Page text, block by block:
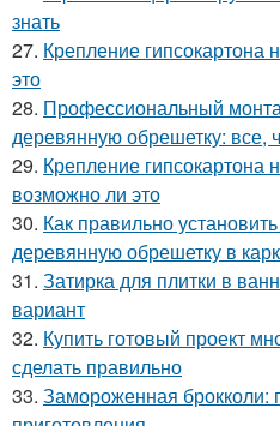
знать
27. Крепление гипсокартона
это
28. Профессиональный
деревянную обрешетку: все,
29. Крепление гипсокартона
возможно ли это
30. Как правильно
деревянную обрешетку в
31. Затирка для плитки в
вариант
32. Купить готовый проект
сделать правильно
33. Замороженная брокколи: